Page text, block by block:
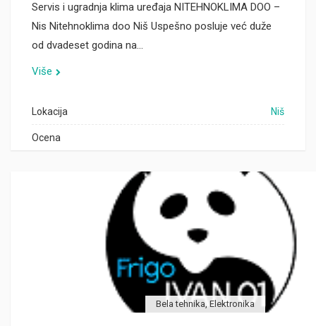
Servis i ugradnja klima uređaja NITEHNOKLIMA DOO –
Nis Nitehnoklima doo Niš Uspešno posluje već duže
od dvadeset godina na…
Više
Lokacija Niš
Ocena
Bela tehnika, Elektronika